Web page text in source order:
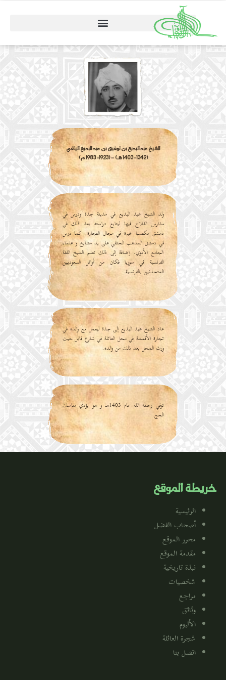
الشيخ عبد البديع بن توفيق بن عبد البديع اليافي
(1342- 1403 هـ) – (1923- 1983 م)
ولد الشيخ عبد البديع في مدينة جدة ودرس في
مدارس الفلاح فيها ليتابع دراسته بعد ذلك في
دمشق مكتسبا خبرة في مجال التجارة. كما درس
في دمشق المذهب الحنفي على يد مشايخ و علماء
الجامع الأموي. إضافة إلى ذلك تعلم الشيخ اللغة
الفرنسية في سوريا فكان من أوائل السعوديين
المتحدثين بالفرنسية.
عاد الشيخ عبد البديع إلى جدة ليعمل مع والده في
تجارة الأقمشة في محل العائلة في شارع قابل حيث
ورث المحل بعد ذلك من والده.
توفي رحمه الله عام 1403هـ و هو يؤدي مناسك
الحج.
خريطة الموقع
الرئيسية
أصحاب الفضل
محرر الموقع
مقدمة الموقع
نبذة تاريخية
شخصيات
مراجع
وثائق
الألبوم
شجرة العائلة
اتصل بنا